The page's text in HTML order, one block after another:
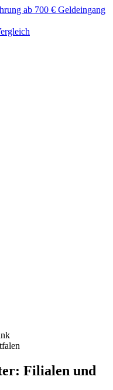
ab 700 € Geldeingang
Filialen und